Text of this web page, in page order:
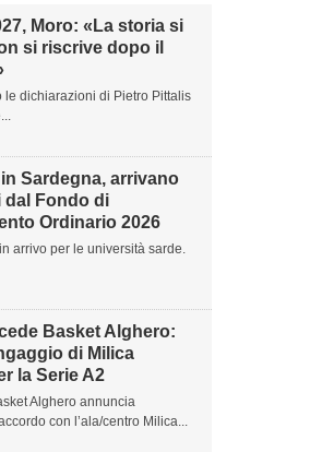
Moro: «La storia si
si riscrive dopo il
le dichiarazioni di Pietro Pittalis
Sardegna, arrivano
dal Fondo di
Ordinario 2026
arrivo per le università sarde.
Basket Alghero:
di Milica
la Serie A2
Alghero annuncia
con l’ala/centro Milica...